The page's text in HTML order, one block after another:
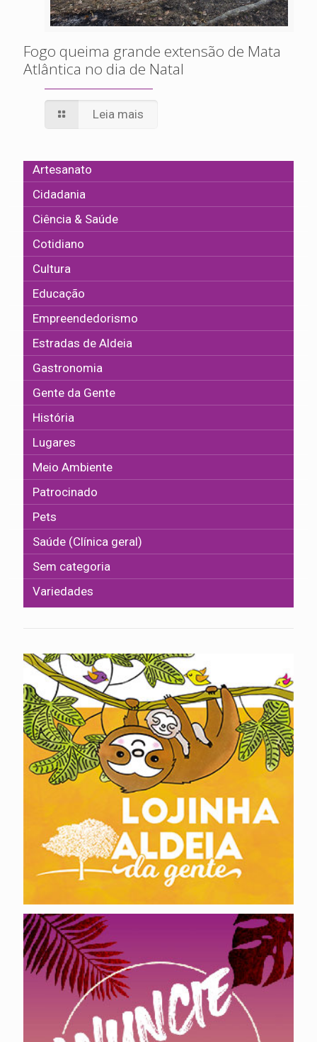
Fogo queima grande extensão de Mata
Atlântica no dia de Natal
Leia mais
Artesanato
Cidadania
Ciência & Saúde
Cotidiano
Cultura
Educação
Empreendedorismo
Estradas de Aldeia
Gastronomia
Gente da Gente
História
Lugares
Meio Ambiente
Patrocinado
Pets
Saúde (Clínica geral)
Sem categoria
Variedades